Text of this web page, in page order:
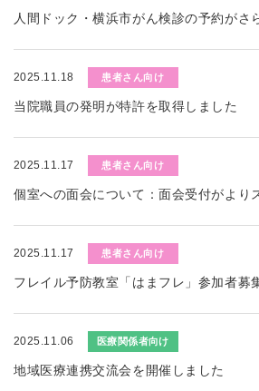
人間ドック・横浜市がん検診の予約がさ
2025.11.18 患者さん向け
当院職員の発明が特許を取得しました
2025.11.17 患者さん向け
個室への面会について：面会受付がより
2025.11.17 患者さん向け
フレイル予防教室「はまフレ」参加者募
2025.11.06 医療関係者向け
地域医療連携交流会を開催しました